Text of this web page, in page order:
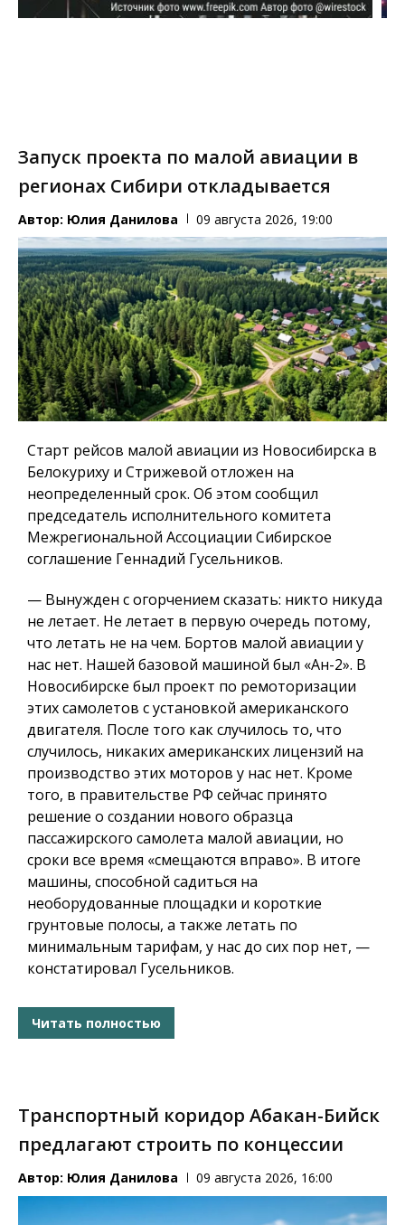
Запуск проекта по малой авиации в
регионах Сибири откладывается
Автор: Юлия Данилова 09 августа 2026, 19:00
Старт рейсов малой авиации из Новосибирска в
Белокуриху и Стрижевой отложен на
неопределенный срок. Об этом сообщил
председатель исполнительного комитета
Межрегиональной Ассоциации Сибирское
соглашение Геннадий Гусельников.
— Вынужден с огорчением сказать: никто никуда
не летает. Не летает в первую очередь потому,
что летать не на чем. Бортов малой авиации у
нас нет. Нашей базовой машиной был «Ан-2». В
Новосибирске был проект по ремоторизации
этих самолетов с установкой американского
двигателя. После того как случилось то, что
случилось, никаких американских лицензий на
производство этих моторов у нас нет. Кроме
того, в правительстве РФ сейчас принято
решение о создании нового образца
пассажирского самолета малой авиации, но
сроки все время «смещаются вправо». В итоге
машины, способной садиться на
необорудованные площадки и короткие
грунтовые полосы, а также летать по
минимальным тарифам, у нас до сих пор нет, —
констатировал Гусельников.
Читать полностью
Транспортный коридор Абакан-Бийск
предлагают строить по концессии
Автор: Юлия Данилова 09 августа 2026, 16:00